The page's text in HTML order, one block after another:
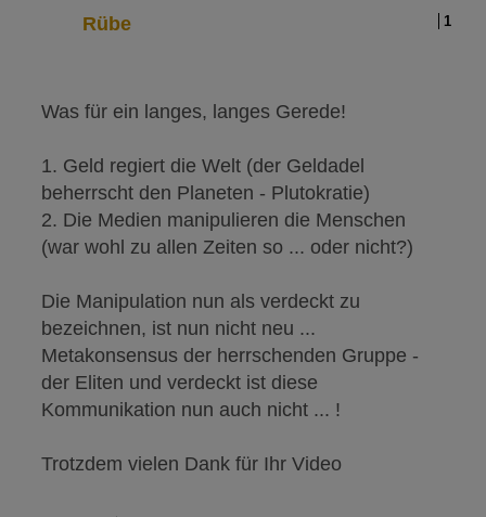
1
Rübe
Was für ein langes, langes Gerede!
1. Geld regiert die Welt (der Geldadel
beherrscht den Planeten - Plutokratie)
2. Die Medien manipulieren die Menschen
(war wohl zu allen Zeiten so ... oder nicht?)
Die Manipulation nun als verdeckt zu
bezeichnen, ist nun nicht neu ...
Metakonsensus der herrschenden Gruppe -
der Eliten und verdeckt ist diese
Kommunikation nun auch nicht ... !
Trotzdem vielen Dank für Ihr Video